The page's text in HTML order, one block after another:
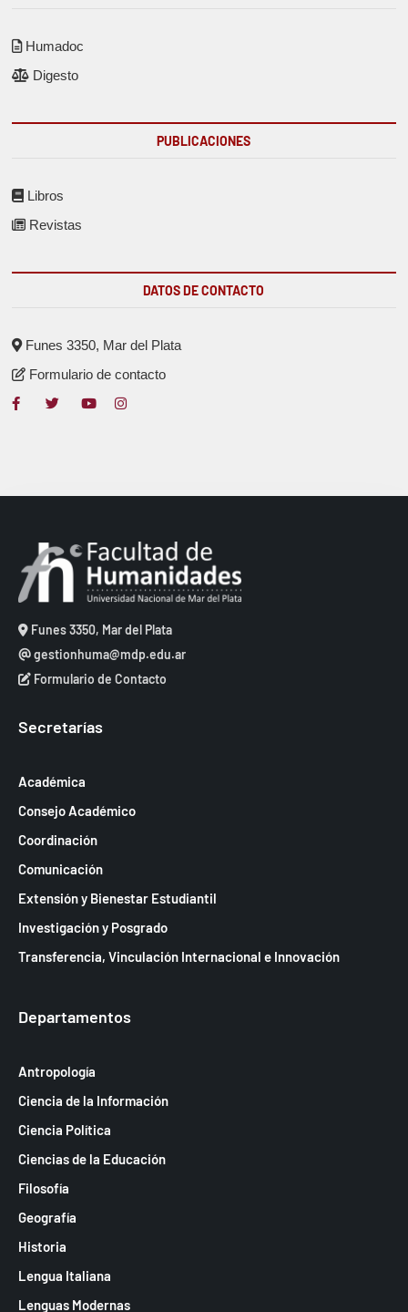
Humadoc
Digesto
PUBLICACIONES
Libros
Revistas
DATOS DE CONTACTO
Funes 3350, Mar del Plata
Formulario de contacto
Funes 3350, Mar del Plata
gestionhuma@mdp.edu.ar
Formulario de Contacto
Secretarías
Académica
Consejo Académico
Coordinación
Comunicación
Extensión y Bienestar Estudiantil
Investigación y Posgrado
Transferencia, Vinculación Internacional e Innovación
Departamentos
Antropología
Ciencia de la Información
Ciencia Política
Ciencias de la Educación
Filosofía
Geografía
Historia
Lengua Italiana
Lenguas Modernas